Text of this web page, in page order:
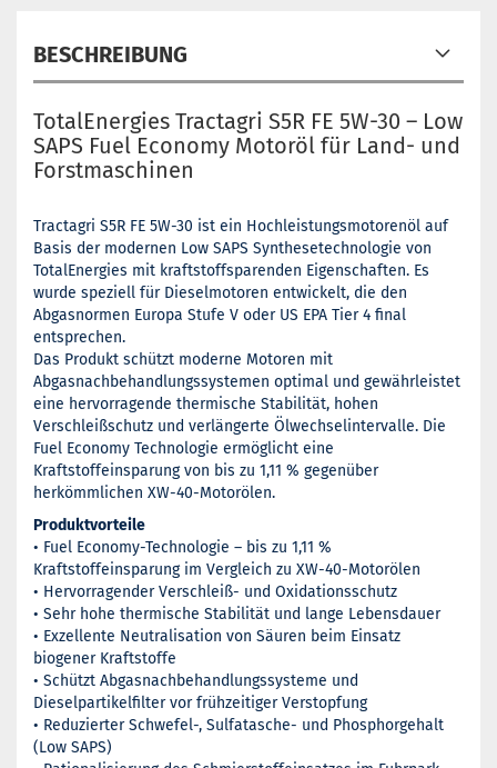
BESCHREIBUNG
TotalEnergies Tractagri S5R FE 5W-30 – Low
SAPS Fuel Economy Motoröl für Land- und
Forstmaschinen
Tractagri S5R FE 5W-30 ist ein Hochleistungsmotorenöl auf
Basis der modernen Low SAPS Synthesetechnologie von
TotalEnergies mit kraftstoffsparenden Eigenschaften. Es
wurde speziell für Dieselmotoren entwickelt, die den
Abgasnormen Europa Stufe V oder US EPA Tier 4 final
entsprechen.
Das Produkt schützt moderne Motoren mit
Abgasnachbehandlungssystemen optimal und gewährleistet
eine hervorragende thermische Stabilität, hohen
Verschleißschutz und verlängerte Ölwechselintervalle. Die
Fuel Economy Technologie ermöglicht eine
Kraftstoffeinsparung von bis zu 1,11 % gegenüber
herkömmlichen XW-40-Motorölen.
Produktvorteile
• Fuel Economy-Technologie – bis zu 1,11 %
Kraftstoffeinsparung im Vergleich zu XW-40-Motorölen
• Hervorragender Verschleiß- und Oxidationsschutz
• Sehr hohe thermische Stabilität und lange Lebensdauer
• Exzellente Neutralisation von Säuren beim Einsatz
biogener Kraftstoffe
• Schützt Abgasnachbehandlungssysteme und
Dieselpartikelfilter vor frühzeitiger Verstopfung
• Reduzierter Schwefel-, Sulfatasche- und Phosphorgehalt
(Low SAPS)